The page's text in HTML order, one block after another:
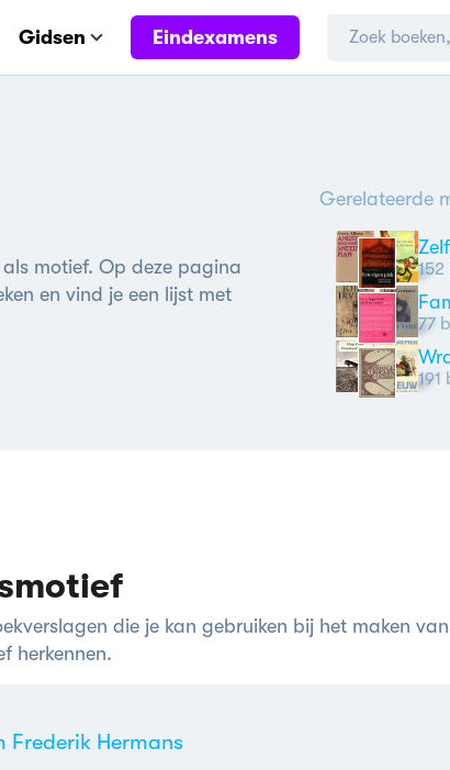
Gidsen Eindexamens
motief. Op deze pagina
en vind je een lijst met
Gerelateerde
152
77
191
die je kan gebruiken bij het maken
herkennen.
Frederik Hermans